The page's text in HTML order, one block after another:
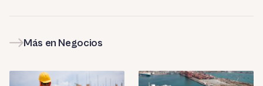
Más en Negocios